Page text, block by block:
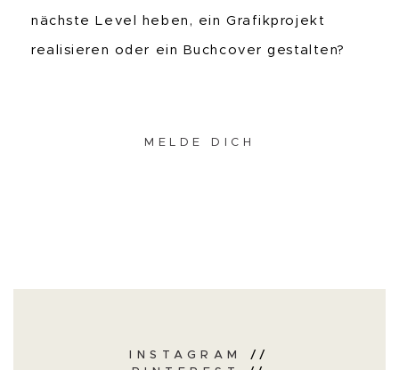
nächste Level heben, ein Grafikprojekt
realisieren oder ein Buchcover gestalten?
MELDE DICH
INSTAGRAM
//